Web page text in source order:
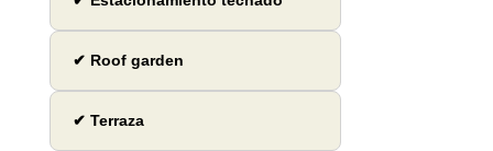
✔ Roof garden
✔ Terraza